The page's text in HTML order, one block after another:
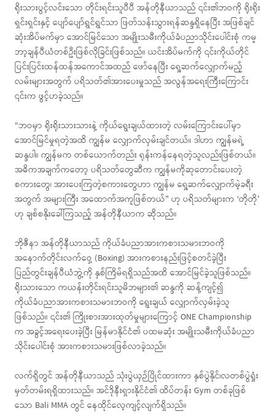
ရိုးသားပွင့်လင်းသော တိုင်းရင်းသူပီပီ အန်တိုနီယာသည် ၎င်း၏ဘဝကို ရိုးရိုး
ရှင်းရှင်းနှင့် ပျော်ပျော်ရွှင်ရွှင်သာ ဖြတ်သန်းသွားရန်ဆန္ဒရှိနေပြီး အဖြစ်ချင်
ဆုံးအိပ်မက်မှာ အောင်မြင်သော အမျိုးသမီးကိုယ်ခံပညာသိုင်းပေါင်းစုံ ကမ္
ဘာ့ချန်ပီယံတစ်ဦးဖြစ်လိုခြင်းဖြစ်သည်။ ယင်းအိပ်မက်ကို ၎င်းကိုယ်တိုင်
ပြင်းပြင်းထန်ထန်အကောင်အထည် ဖော်နေပြီး ရှေ့ဆက်လျှောက်မည့်
လမ်းများအတွက် ပရိသတ်၏အားပေးမှုသည် အလွန်အရေးကြီးကြောင်း
၎င်းက ဖွင့်ဟခဲ့သည်။
“ဘဝမှာ ရိုးရိုးသားသားနဲ့ ကိုယ်ရွေးချယ်ထားတဲ့ လမ်းကြောင်းပေါ်မှာ
အောင်မြင်မှုရတဲ့အထိ ကျွန်မ လျှောက်လှမ်းချင်တယ်။ ဒါဟာ ကျွန်မရဲ့
ဆန္ဒပါ။ ကျွန်မက တစ်ယောက်တည်း ရုန်းကန်နေရတဲ့သူလည်းဖြစ်တယ်။
အဓိကအချက်ကတော့ ပရိသတ်တွေဆီက ကျွန်မကိုဆုတောင်းပေးတဲ့
စကားတွေ၊ အားပေးကြတဲ့စကားတွေဟာ ကျွန်မ ရှေ့ဆက်လျှောက်မဲ့ခရီး
အတွက် အများကြီး အထောက်အကူဖြစ်တယ်” ဟု ပရိသတ်များက ‘တိုတို’
ဟု ချစ်စနိုးခေါ်ကြသည့် အန်တိုနီယာက ဆိုသည်။
ဘိုဇီနာ အန်တိုနီယာသည် ကိုယ်ခံပညာအားကစားသမားဘဝကို
အနောက်တိုင်းလက်ဝှေ့ (Boxing) အားကစားနည်းဖြင့်စတင်ခဲ့ပြီး
ပြည်တွင်းချန်ပီယံဘွဲ့ကို နှစ်ကြိမ်ရရှိသည်အထိ အောင်မြင်ခဲ့သူဖြစ်သည်။
ရိုးသားသော ကယန်းတိုင်းရင်းသူမိဘများ၏ ဆန္ဒကို ဆန့်ကျင့်၍
ကိုယ်ခံပညာအားကစားသမားဘဝကို ရွေးချယ် လျှောက်လှမ်းခဲ့သူ
ဖြစ်သည်။ ၎င်း၏ ကြိုးစားအားထုတ်မှုများကြောင့် ONE Championship
က အခွင့်အရေးပေးခဲ့ပြီး မြန်မာနိုင်ငံ၏ ပထမဆုံး အမျိုးသမီးကိုယ်ခံပညာ
သိုင်းပေါင်းစုံ အားကစားသမားဖြစ်လာခဲ့သည်။
လက်ရှိတွင် အန်တိုနီယာသည် သုံးပွဲယှဉ်ပြိုင်ထားကာ နှစ်ပွဲနိုင်၊လတစ်ပွဲရှုံး
မှတ်တမ်းရရှိထားသည်။ အင်ဒိုနီးရှားနိုင်ငံ၏ ထိပ်တန်း Gym တစ်ခုဖြစ်
သော Bali MMA တွင် နေထိုင်လေ့ကျင့်လျက်ရှိသည်။